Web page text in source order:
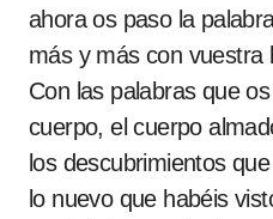
ahora os paso la
más y más con vuestra
Con las palabras que
cuerpo, el cuerpo
los descubrimientos
lo nuevo que habéis